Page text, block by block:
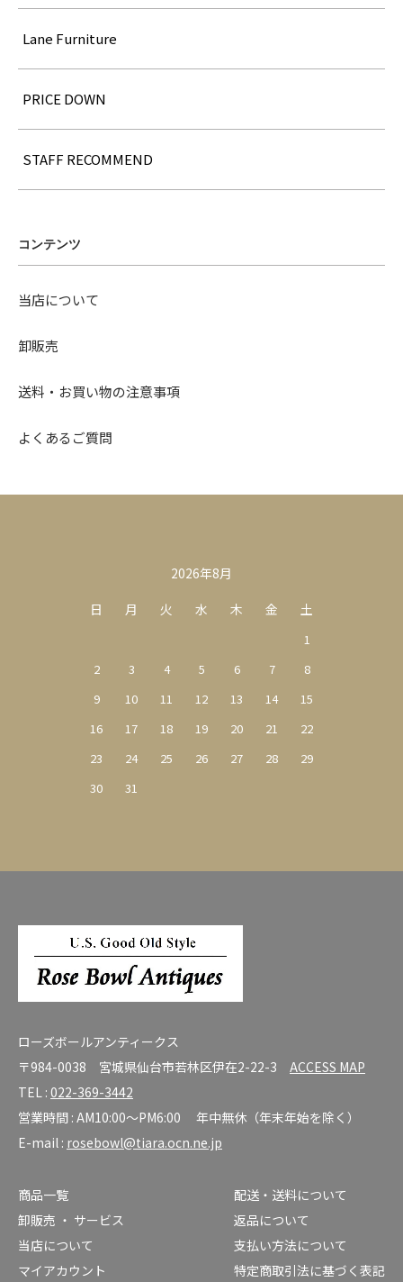
Lane Furniture
PRICE DOWN
STAFF RECOMMEND
コンテンツ
当店について
卸販売
送料・お買い物の注意事項
よくあるご質問
2026年8月
日
月 火 水 木 金 土
1
2
3 4 5 6 7
8
9
10 11 12 13 14
15
16
17 18 19 20 21
22
23
24 25 26 27 28
29
30
31
ローズボールアンティークス
〒984-0038 宮城県仙台市若林区伊在2-22-3 ACCESS MAP
TEL : 022-369-3442
営業時間 : AM10:00～PM6:00 年中無休（年末年始を除く）
E-mail : rosebowl@tiara.ocn.ne.jp
商品一覧
卸販売 ・ サービス
当店について
マイアカウント
配送・送料について
返品について
支払い方法について
特定商取引法に基づく表記